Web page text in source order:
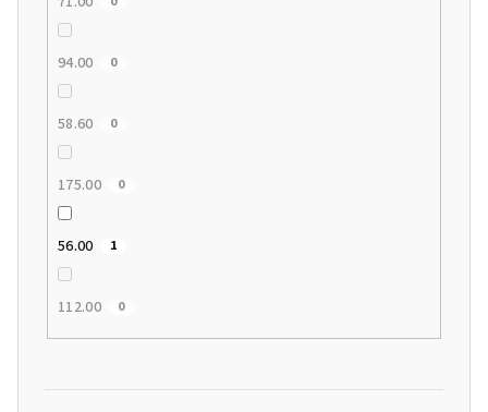
94.00 0
58.60 0
175.00 0
56.00 1
112.00 0